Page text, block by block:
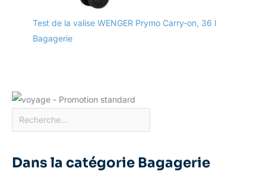
Test de la valise WENGER Prymo Carry-on, 36 l
Bagagerie
Dans la catégorie Bagagerie